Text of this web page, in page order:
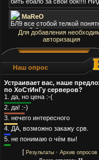
Для добавления
авторизация
Наш опрос
Устраивает вас, наше
по ХоСтИнГу серверов?
1. да, но цена :-(
2. да! :-)
3. нечего интересного
4. ДА, возможно закажу срв.
5. не понимаю о чём вы!
[ Результаты· Архив опросов